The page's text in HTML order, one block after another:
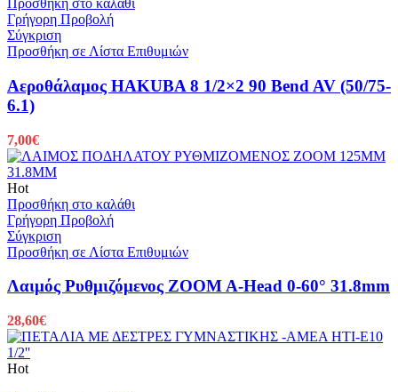
Προσθήκη στο καλάθι
Γρήγορη Προβολή
Σύγκριση
Προσθήκη σε Λίστα Επιθυμιών
Αεροθάλαμος HAKUBA 8 1/2×2 90 Bend AV (50/75-
6.1)
7,00€
Hot
Προσθήκη στο καλάθι
Γρήγορη Προβολή
Σύγκριση
Προσθήκη σε Λίστα Επιθυμιών
Λαιμός Ρυθμιζόμενος ZOOM A-Head 0-60° 31.8mm
28,60€
Hot